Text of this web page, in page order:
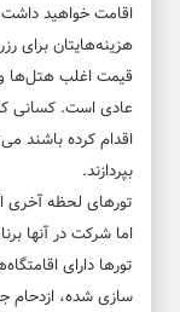
اقامت خواهید
هزینه‌هایتان برای
قیمت اغلب هتل‌ها و
عادی است. کسانی که
اقدام کرده باشند
بپردازند.
تورهای لحظه آخری
اما شرکت در آنها
تورها دارای
سازی شده، ازدحام